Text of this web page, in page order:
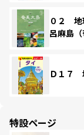
０２
呂麻島
Ｄ１７
特設ページ